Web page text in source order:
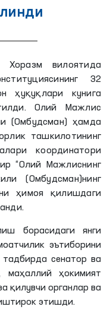
вилоятида
32
ҳуқуқлари кунига
Олий Мажлис
(Омбудсман) ҳамда
ташкилотининг
координатори
“Олий Мажлиснинг
(Омбудсман)нинг
ҳимоя қилишдаги